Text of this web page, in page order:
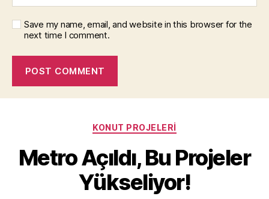
Save my name, email, and website in this browser for the
next time I comment.
Categories
KONUT PROJELERI
Metro Açıldı, Bu Projeler
Yükseliyor!